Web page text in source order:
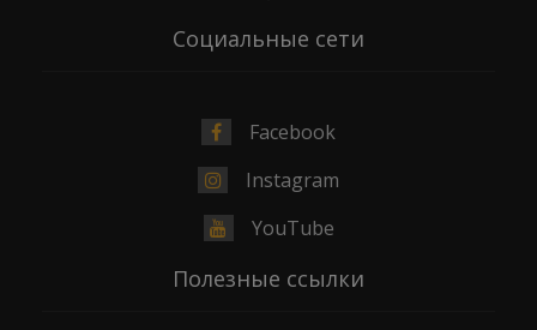
Социальные сети
Facebook
Instagram
YouTube
Полезные ссылки